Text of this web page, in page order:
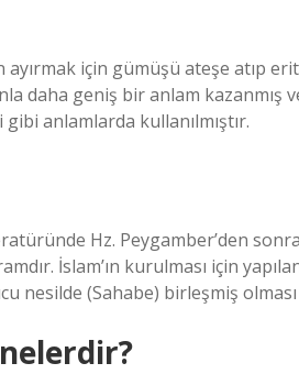
ayırmak için gümüşü ateşe atıp
daha geniş bir anlam kazanmış
anlamlarda kullanılmıştır.
Hz. Peygamber’den
İslam’ın kurulması için
nesilde (Sahabe) birleşmiş